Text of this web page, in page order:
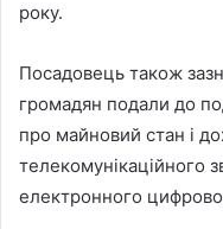
року.
Посадовець також
громадян подали до
про майновий стан і
телекомунікаційного
електронного